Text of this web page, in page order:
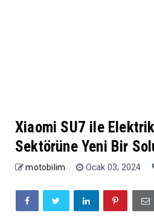
Xiaomi SU7 ile
Sektörüne Yeni Bir
motobilim Ocak 03, 2024